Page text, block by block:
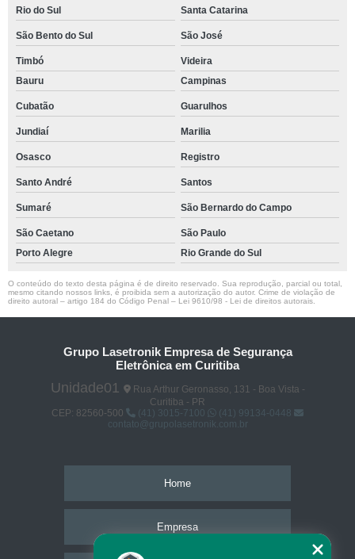
Rio do Sul Santa Catarina
São Bento do Sul São José
Timbó
Videira
Bauru
Campinas
Cubatão Guarulhos
Jundiaí Marilia
Osasco Registro
Santo André Santos
Sumaré São Bernardo do Campo
São Caetano
São Paulo
Porto Alegre
Rio Grande do Sul
O conteúdo do texto desta página é de direito reservado. Sua reprodução, parcial ou total,
mesmo citando nossos links, é proibida sem a autorização do autor. Crime de violação de
direito autoral – artigo 184 do Código Penal – Lei 9610/98 - Lei de direitos autorais
Grupo Lasetronik Empresa de Segurança
Eletrônica em Curitiba
Unidade01
Rua Arthur Geronasso, 131 - Boa Vista -
Curitiba - PR
CEP: 82560-500
(41) 3015-7100
(41) 99134-0448
contato@grupolasetronik.com.br
Home
Empresa